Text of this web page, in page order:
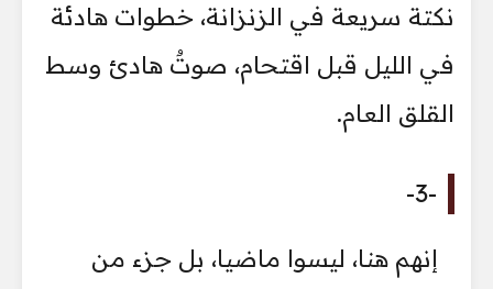
نكتة سريعة في الزنزانة، خطوات هادئة
في الليل قبل اقتحام، صوتٌ هادئ وسط
القلق العام.
-3-
إنهم هنا، ليسوا ماضيا، بل جزء من